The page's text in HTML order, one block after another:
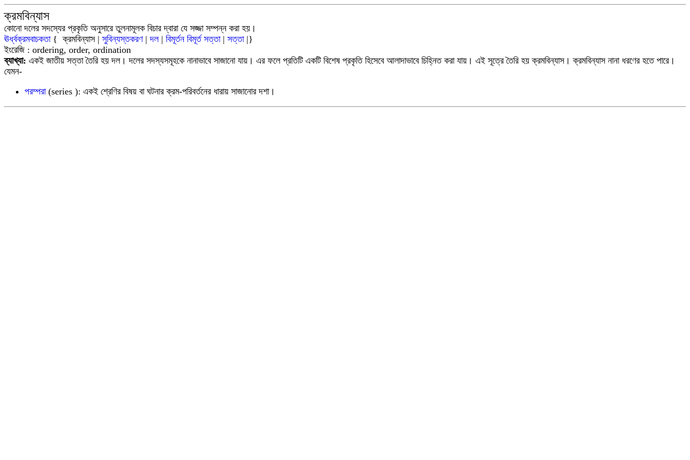
ক্রমবিন্যাস
কোনো দলের সদস্যের প্রকৃতি অনুসারে তুলনামূলক বিচার দ্বারা যে সজ্জা সম্পন্ন করা হয়।
ঊর্ধ্বক্রমবাচকতা{ ক্রমবিন্যাস | সুবিন্যস্তকরণ|দল| বিমূর্তন বিমূর্ত সত্তা| সত্তা|}
ইংরেজি : ordering, order, ordination
ব্যাখ্যা: একই জাতীয় সত্তা তৈরি হয় দল। দলের সদস্যসমূহকে নানাভাবে সাজানো যায়। এর ফলে প্রতিটি একটি বিশেষ প্রকৃতি হিসেবে আলাদাভাবে চিহ্নিত করা যায়। এই সূত্রে তৈরি হয় ক্রমবিন্যাস। ক্রমবিন্যাস নানা ধরণের হতে পারে।
যেমন-
পরম্পরা(series ): একই শ্রেণির বিষয় বা ঘটনার ক্রম-পরিবর্তনের ধারায় সাজানোর দশা।